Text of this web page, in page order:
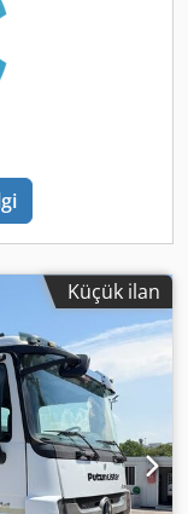
deniz
Tdgjcwjr -
Eur 1, T1)
araçlar için
geçiniz.
Küçük ilan